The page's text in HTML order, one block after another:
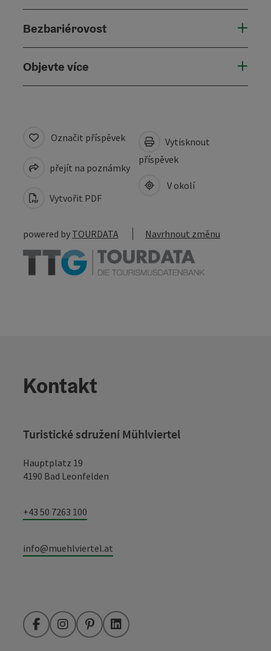
Bezbariérovost
Objevte více
Označit příspěvek
přejít na poznámky
Vytvořit PDF
Vytisknout
příspěvek
V okolí
powered by TOURDATA Navrhnout změnu
Kontakt
Turistické sdružení Mühlviertel
Hauptplatz 19
4190 Bad Leonfelden
+43 50 7263 100
info@muehlviertel.at
FacebookInstagramPinterestLinkedIn